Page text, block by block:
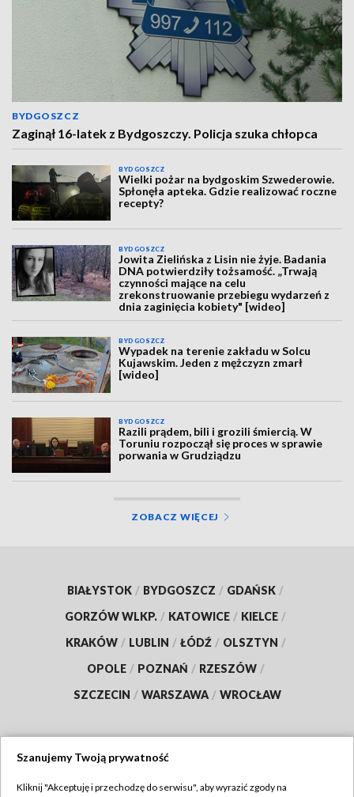
BYDGOSZCZ
Zaginął 16-latek z Bydgoszczy. Policja szuka chłopca
BYDGOSZCZ
Wielki pożar na bydgoskim Szwederowie.
Spłonęła apteka. Gdzie realizować roczne
recepty?
BYDGOSZCZ
Jowita Zielińska z Lisin nie żyje. Badania
DNA potwierdziły tożsamość. „Trwają
czynności mające na celu
zrekonstruowanie przebiegu wydarzeń z
dnia zaginięcia kobiety" [wideo]
BYDGOSZCZ
Wypadek na terenie zakładu w Solcu
Kujawskim. Jeden z mężczyzn zmarł
[wideo]
BYDGOSZCZ
Razili prądem, bili i grozili śmiercią. W
Toruniu rozpoczął się proces w sprawie
porwania w Grudziądzu
ZOBACZ WIĘCEJ
BIAŁYSTOK / BYDGOSZCZ / GDAŃSK /
GORZÓW WLKP. / KATOWICE / KIELCE /
KRAKÓW / LUBLIN / ŁÓDŹ / OLSZTYN /
OPOLE / POZNAŃ / RZESZÓW /
SZCZECIN / WARSZAWA / WROCŁAW
Szanujemy Twoją prywatność
Kliknij "Akceptuję i przechodzę do serwisu", aby wyrazić zgody na